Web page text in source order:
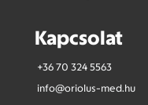
Kapcsolat
+36 70 324 5563
info@oriolus-med.hu